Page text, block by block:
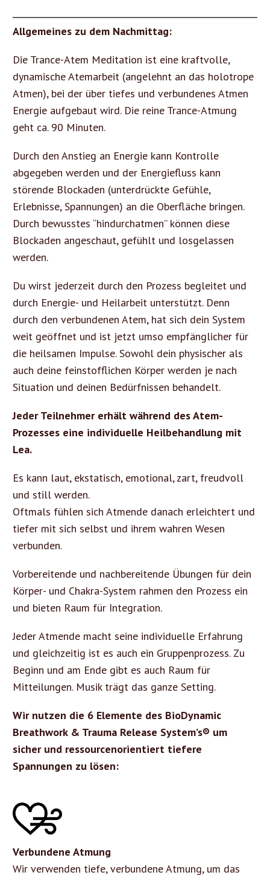
Allgemeines zu dem Nachmittag:
Die Trance-Atem Meditation ist eine kraftvolle,
dynamische Atemarbeit (angelehnt an das holotrope
Atmen), bei der über tiefes und verbundenes Atmen
Energie aufgebaut wird. Die reine Trance-Atmung
geht ca. 90 Minuten.
Durch den Anstieg an Energie kann Kontrolle
abgegeben werden und der Energiefluss kann
störende Blockaden (unterdrückte Gefühle,
Erlebnisse, Spannungen) an die Oberfläche bringen.
Durch bewusstes “hindurchatmen” können diese
Blockaden angeschaut, gefühlt und losgelassen
werden.
Du wirst jederzeit durch den Prozess begleitet und
durch Energie- und Heilarbeit unterstützt. Denn
durch den verbundenen Atem, hat sich dein System
weit geöffnet und ist jetzt umso empfänglicher für
die heilsamen Impulse. Sowohl dein physischer als
auch deine feinstofflichen Körper werden je nach
Situation und deinen Bedürfnissen behandelt.
Jeder Teilnehmer erhält während des Atem-
Prozesses eine individuelle Heilbehandlung mit
Lea.
Es kann laut, ekstatisch, emotional, zart, freudvoll
und still werden.
Oftmals fühlen sich Atmende danach erleichtert und
tiefer mit sich selbst und ihrem wahren Wesen
verbunden.
Vorbereitende und nachbereitende Übungen für dein
Körper- und Chakra-System rahmen den Prozess ein
und bieten Raum für Integration.
Jeder Atmende macht seine individuelle Erfahrung
und gleichzeitig ist es auch ein Gruppenprozess. Zu
Beginn und am Ende gibt es auch Raum für
Mitteilungen. Musik trägt das ganze Setting.
Wir nutzen die 6 Elemente des BioDynamic
Breathwork & Trauma Release System’s® um
sicher und ressourcenorientiert tiefere
Spannungen zu lösen:
Verbundene Atmung
Wir verwenden tiefe, verbundene Atmung, um das